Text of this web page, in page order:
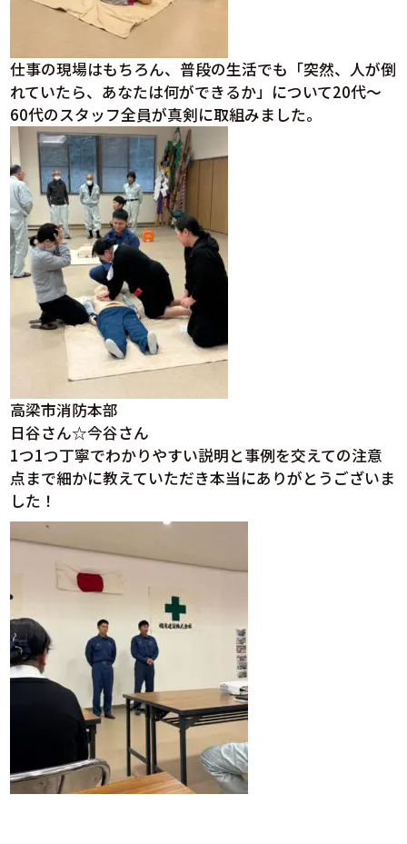
仕事の現場はもちろん、普段の生活でも「突然、人が倒
れていたら、あなたは何ができるか」について20代～
60代のスタッフ全員が真剣に取組みました。
高梁市消防本部
日谷さん☆今谷さん
1つ1つ丁寧でわかりやすい説明と事例を交えての注意
点まで細かに教えていただき本当にありがとうございま
した！